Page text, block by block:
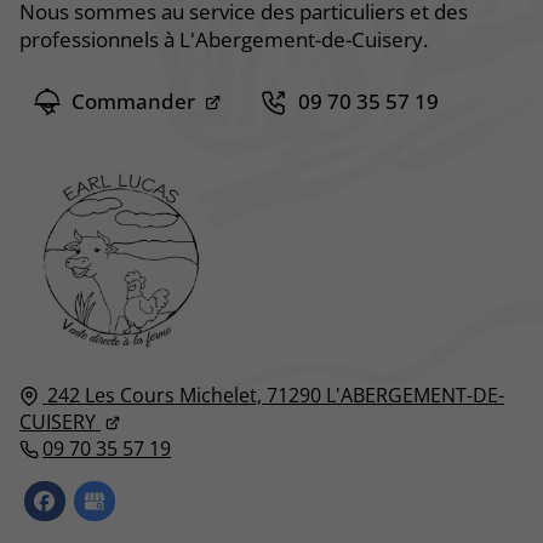
242 Les Cours Michelet, 71290 L'ABERGEMENT-DE-
CUISERY
09 70 35 57 19
Nous sommes au service des particuliers et des
professionnels à L'Abergement-de-Cuisery.
Commander 09 70 35 57 19